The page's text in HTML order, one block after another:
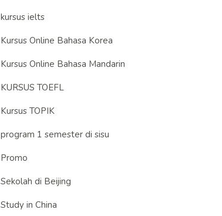
kursus ielts
Kursus Online Bahasa Korea
Kursus Online Bahasa Mandarin
KURSUS TOEFL
Kursus TOPIK
program 1 semester di sisu
Promo
Sekolah di Beijing
Study in China